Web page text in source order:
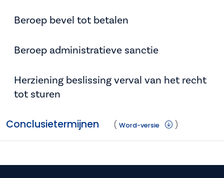
Beroep bevel tot betalen
Beroep administratieve sanctie
Herziening beslissing verval van het recht
tot sturen
Conclusietermijnen ( Word-versie )